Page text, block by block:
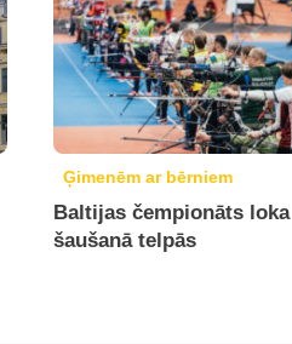
Ģimenēm ar bērniem
Baltijas čempionāts loka
šaušanā telpās